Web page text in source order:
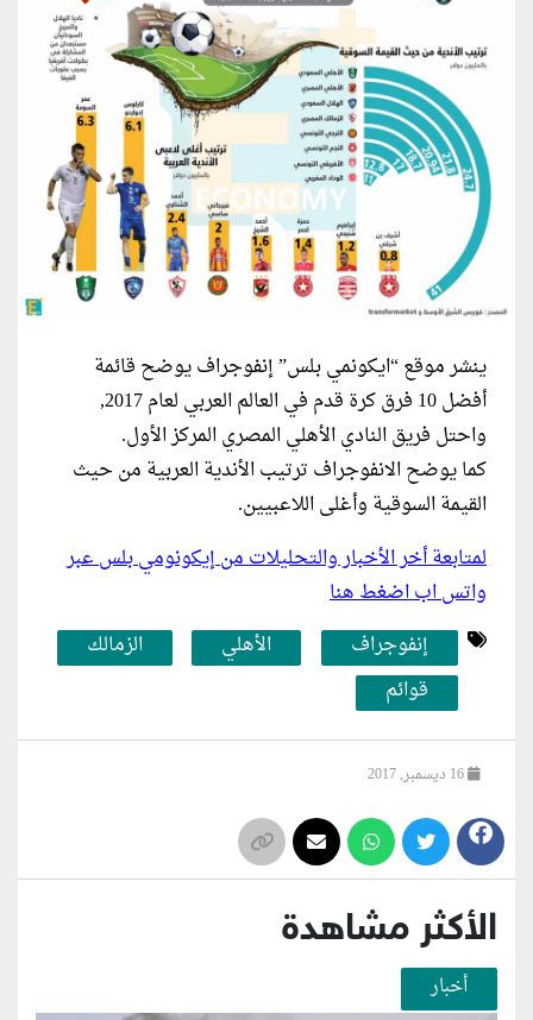
ينشر موقع “ايكونمي بلس” إنفوجراف يوضح قائمة
أفضل 10 فرق كرة قدم في العالم العربي لعام 2017,
واحتل فريق النادي الأهلي المصري المركز الأول.
كما يوضح الانفوجراف ترتيب الأندية العربية من حيث
القيمة السوقية وأغلى اللاعبيين.
لمتابعة أخر الأخبار والتحليلات من إيكونومي بلس عبر
واتس اب اضغط هنا
إنفوجراف
الأهلي
الزمالك
قوائم
الأكثر مشاهدة
أخبار